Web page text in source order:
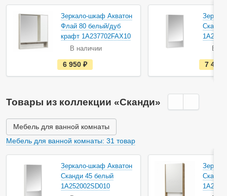
Акция
Зеркало-шкаф Акватон
Флай 80 белый/дуб
крафт 1A237702FAX10
В наличии
е
с
т
а
и
ч
и
и
6 950
Акция
Сканди
В
7 470
Товары из коллекции «Сканди»
Мебель для ванной комнаты
Мебель для ванной комнаты: 31 товар
Акция
Зеркало-шкаф Акватон
Сканди 45 белый
1A252002SD010
Акция
Сканди